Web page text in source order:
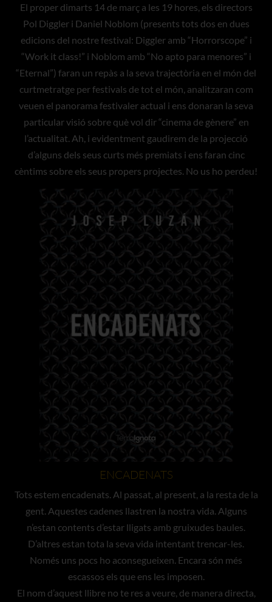
El proper dimarts 14 de març a les 19 hores, els directors
Pol Diggler i Daniel Noblom (presents tots dos en dues
edicions del nostre festival: Diggler amb “Horrorscope” i
“Work it class!” i Noblom amb “No apto para menores” i
“Eternal”) faran un repàs a la seva trajectòria en el món del
curtmetratge per festivals de tot el món, analitzaran com
veuen el panorama festivaler actual i ens donaran la seva
particular visió sobre què vol dir “cinema de gènere” en
l’actualitat. Ah, i evidentment gaudirem de la projecció
d’alguns dels seus curts més premiats i ens faran cinc
cèntims sobre els seus propers projectes. No us ho perdeu!
ENCADENATS
Tots estem encadenats. Al passat, al present, a la resta de la
gent. Aquestes cadenes llastren la nostra vida. Alguns
n’estan contents d’estar lligats amb gruixudes baules.
D’altres estan tota la seva vida intentant trencar-les.
Només uns pocs ho aconsegueixen. Encara són més
escassos els que ens les imposen.
El nom d’aquest llibre no te res a veure, de manera directa,